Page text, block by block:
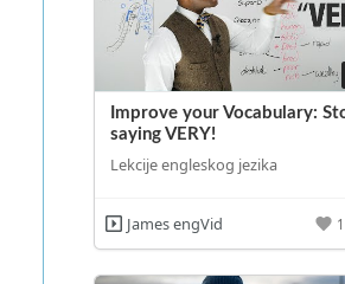
Improve your Vocabulary:
saying VERY!
Lekcije engleskog jezika
James engVid